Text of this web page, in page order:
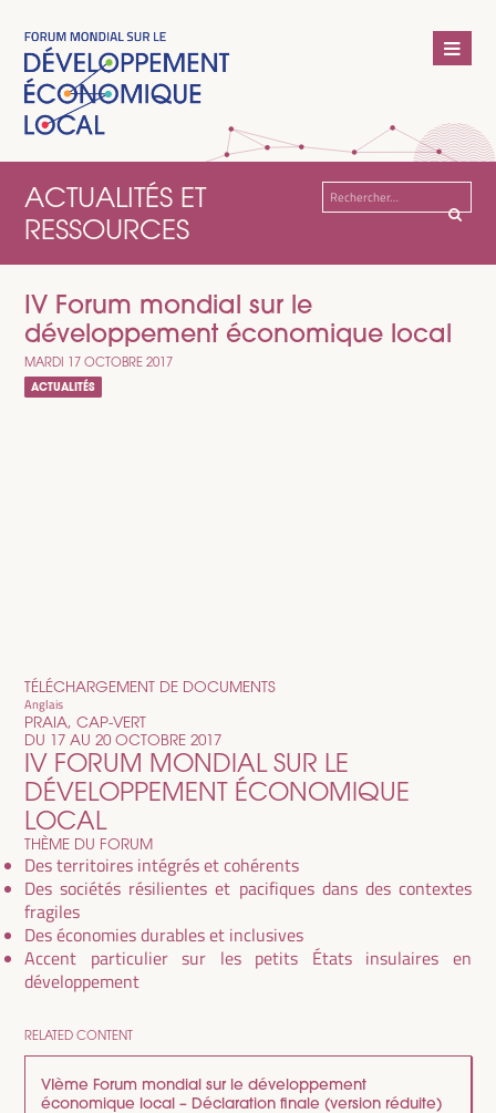
ACTUALITÉS ET
RESSOURCES
Rechercher :
IV Forum mondial sur le
développement économique local
MARDI 17 OCTOBRE 2017
ACTUALITÉS
TÉLÉCHARGEMENT DE DOCUMENTS
Anglais
PRAIA, CAP-VERT
DU 17 AU 20 OCTOBRE 2017
IV FORUM MONDIAL SUR LE
DÉVELOPPEMENT ÉCONOMIQUE
LOCAL
THÈME DU FORUM
Des territoires intégrés et cohérents
Des sociétés résilientes et pacifiques dans des contextes
fragiles
Des économies durables et inclusives
Accent particulier sur les petits États insulaires en
développement
RELATED CONTENT
VIème Forum mondial sur le développement
économique local – Déclaration finale (version réduite)